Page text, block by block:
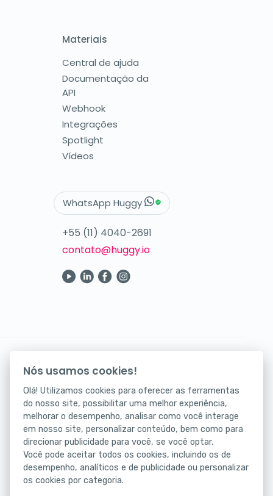
Materiais
Central de ajuda
Documentação da
API
Webhook
Integrações
Spotlight
Vídeos
WhatsApp Huggy
+55 (11) 4040-2691
contato@huggy.io
Baixe agora nosso app!
Nós usamos cookies!
Olá! Utilizamos cookies para oferecer as ferramentas
do nosso site, possibilitar uma melhor experiência,
melhorar o desempenho, analisar como você interage
em nosso site, personalizar conteúdo, bem como para
direcionar publicidade para você, se você optar.
Você pode aceitar todos os cookies, incluindo os de
desempenho, analíticos e de publicidade ou personalizar
os cookies por categoria.